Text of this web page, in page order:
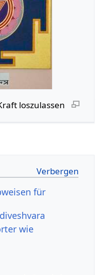
loszulassen
für
wie